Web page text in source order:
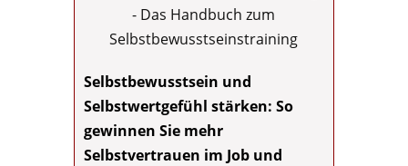
Selbstbewusstsein und
Selbstwertgefühl stärken: So
gewinnen Sie mehr
Selbstvertrauen im Job und